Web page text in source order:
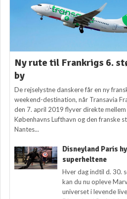
Ny rute til Frankrigs 6.
by
De rejselystne danskere får en ny
weekend-destination, når Transavia
den 7. april 2019 flyver direkte mellem
Københavns Lufthavn og den franske
Nantes...
Disneyland Paris
superheltene
Hver dag indtil d. 30.
kan du nu opleve
universet i levende